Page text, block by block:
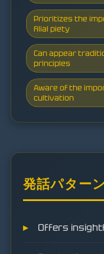
Prioritizes the
filial piety
Can appear
principles
Aware of the
cultivation
発話パターン
Offers